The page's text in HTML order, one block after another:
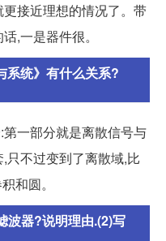
接近理想的情况了。带
,一是器件很。
系统》有什么关系?
一部分就是离散信号与
只不过变到了离散域,比
和圆。
波器?说明理由.(2)写